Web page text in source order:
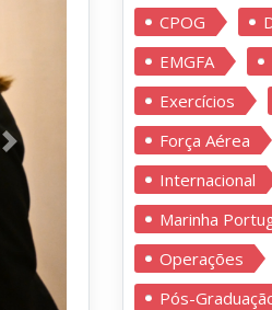
Próximo
CPOG
EMGFA
Exercícios
Força Aérea
Internacional
Marinha
Operações
Pós-